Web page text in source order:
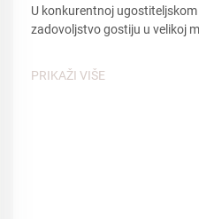
U konkurentnoj
zadovoljstvo gostiju u velikoj
na iskustvo gostiju, spa
PRIKAŽI VIŠE